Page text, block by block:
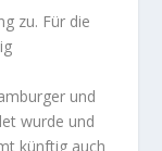
zu. Für die
und
wurde und
künftig auch